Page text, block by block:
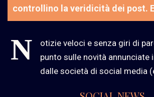
controllino la veridicità dei post.
N
otizie veloci e senza giri di
punto sulle novità annunciate
dalle società di social media